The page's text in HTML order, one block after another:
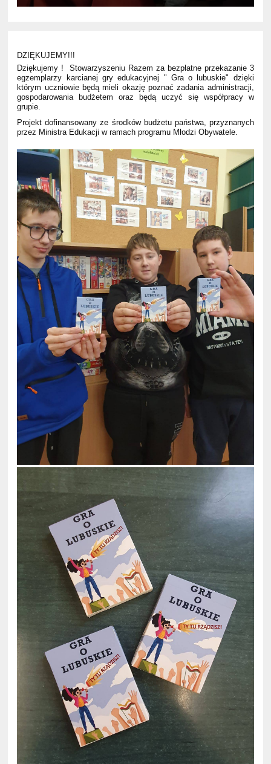
DZIĘKUJEMY!!!
Dziękujemy ! Stowarzyszeniu Razem za bezpłatne przekazanie 3
egzemplarzy karcianej gry edukacyjnej " Gra o lubuskie" dzięki
którym uczniowie będą mieli okazję poznać zadania administracji,
gospodarowania budżetem oraz będą uczyć się współpracy w
grupie.
Projekt dofinansowany ze środków budżetu państwa, przyznanych
przez Ministra Edukacji w ramach programu Młodzi Obywatele.